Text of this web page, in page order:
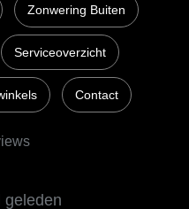
Zonwering Buiten
Serviceoverzicht
Contact
geleden